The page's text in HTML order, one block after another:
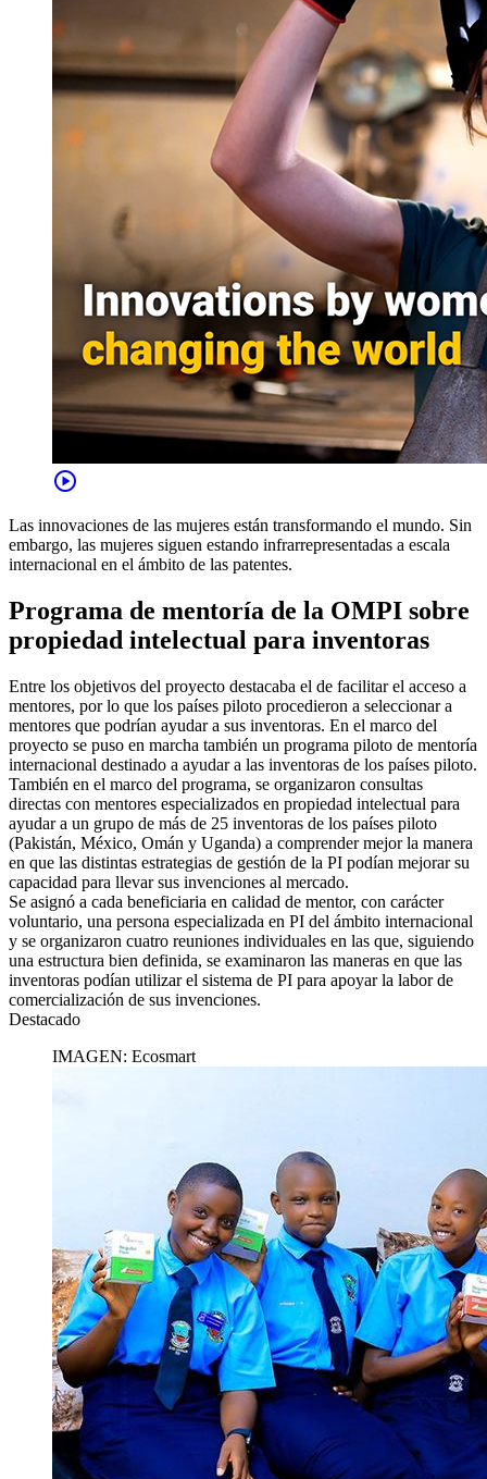
play_circle
Las innovaciones de las mujeres están transformando el mundo. Sin
embargo, las mujeres siguen estando infrarrepresentadas a escala
internacional en el ámbito de las patentes.
Programa de mentoría de la OMPI sobre
propiedad intelectual para inventoras
Entre los objetivos del proyecto destacaba el de facilitar el acceso a
mentores, por lo que los países piloto procedieron a seleccionar a
mentores que podrían ayudar a sus inventoras. En el marco del
proyecto se puso en marcha también un programa piloto de mentoría
internacional destinado a ayudar a las inventoras de los países piloto.
También en el marco del programa, se organizaron consultas
directas con mentores especializados en propiedad intelectual para
ayudar a un grupo de más de 25 inventoras de los países piloto
(Pakistán, México, Omán y Uganda) a comprender mejor la manera
en que las distintas estrategias de gestión de la PI podían mejorar su
capacidad para llevar sus invenciones al mercado.
Se asignó a cada beneficiaria en calidad de mentor, con carácter
voluntario, una persona especializada en PI del ámbito internacional
y se organizaron cuatro reuniones individuales en las que, siguiendo
una estructura bien definida, se examinaron las maneras en que las
inventoras podían utilizar el sistema de PI para apoyar la labor de
comercialización de sus invenciones.
Destacado
IMAGEN: Ecosmart